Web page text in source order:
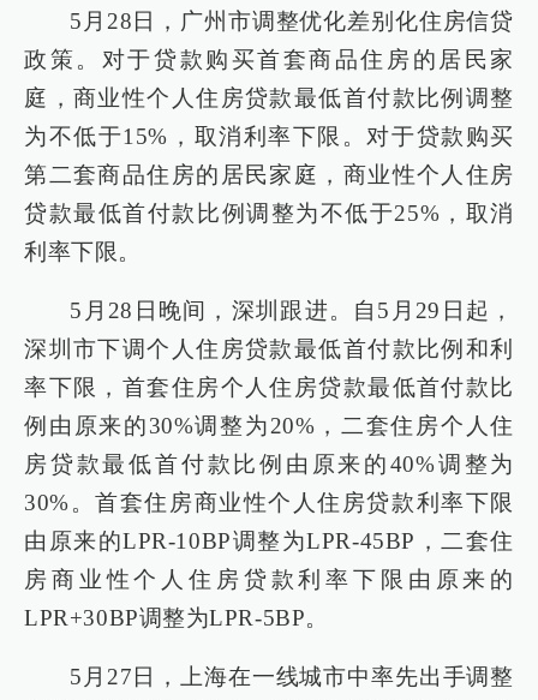
5月28日，广州市调整优化差别化住房信贷
政策。对于贷款购买首套商品住房的居民家
庭，商业性个人住房贷款最低首付款比例调整
为不低于15%，取消利率下限。对于贷款购买
第二套商品住房的居民家庭，商业性个人住房
贷款最低首付款比例调整为不低于25%，取消
利率下限。
5月28日晚间，深圳跟进。自5月29日起，
深圳市下调个人住房贷款最低首付款比例和利
率下限，首套住房个人住房贷款最低首付款比
例由原来的30%调整为20%，二套住房个人住
房贷款最低首付款比例由原来的40%调整为
30%。首套住房商业性个人住房贷款利率下限
由原来的LPR-10BP调整为LPR-45BP，二套住
房商业性个人住房贷款利率下限由原来的
LPR+30BP调整为LPR-5BP。
5月27日，上海在一线城市中率先出手调整